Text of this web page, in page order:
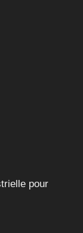
pour